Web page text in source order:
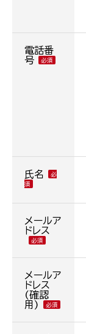
電話番
号
氏名
メールア
ドレス
メールア
ドレス
(確認
用)